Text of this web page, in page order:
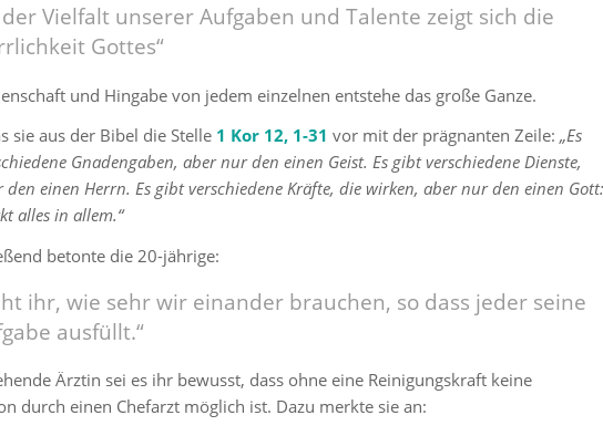
der Vielfalt unserer Aufgaben und Talente zeigt sich die
Gottes“
und Hingabe von jedem einzelnen entstehe das große Ganze.
sie aus der Bibel die Stelle 1 Kor 12, 1-31 vor mit der prägnanten Zeile: „Es
Gnadengaben, aber nur den einen Geist. Es gibt verschiedene Dienste,
einen Herrn. Es gibt verschiedene Kräfte, die wirken, aber nur den einen Gott:
alles in allem.“
betonte die 20-jährige:
ihr, wie sehr wir einander brauchen, so dass jeder seine
ausfüllt.“
Ärztin sei es ihr bewusst, dass ohne eine Reinigungskraft keine
durch einen Chefarzt möglich ist. Dazu merkte sie an: